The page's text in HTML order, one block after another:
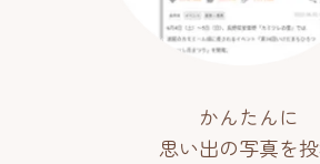
かんたんに
思い出の写真を